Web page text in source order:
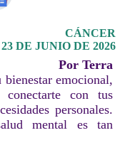
CÁNCER
DE JUNIO DE 2026
Por Terra
emocional,
conectarte con tus
personales.
mental es tan